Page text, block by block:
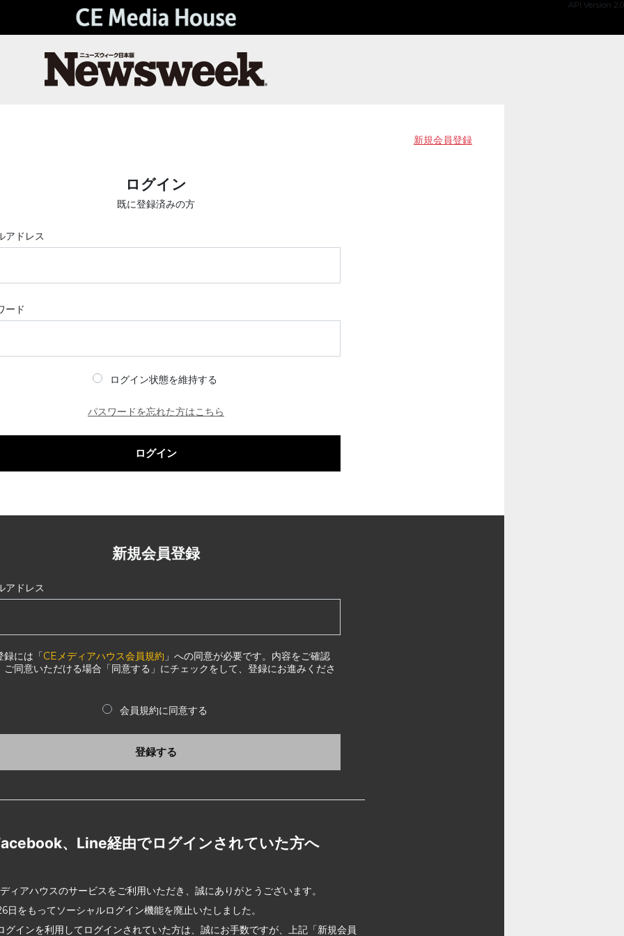
API Version 2.0
新規会員登録
ログイン
既に登録済みの方
アドレス
ード
ログイン状態を維持する
パスワードを忘れた方はこちら
ログイン
新規会員登録
アドレス
録には「CEメディアハウス会員規約 」への同意が必要です。内容をご確認
ご同意いただける場合「同意する」にチェックをして、登録にお進みくださ
会員規約に同意する
登録する
、Line経由でログインされていた方へ
ィアハウスのサービスをご利用いただき、誠にありがとうございます。
日をもってソーシャルログイン機能を廃止いたしました。
グインを利用してログインされていた方は、誠にお手数ですが、上記「新規会員